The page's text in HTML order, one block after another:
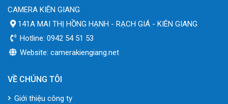
CAMERA KIÊN GIANG
141A MAI THỊ HỒNG HẠNH - RẠCH GIÁ - KIÊN GIANG
Hotline: 0942 54 51 53
Website: camerakiengiang.net
VỀ CHÚNG TÔI
Giới thiệu công ty